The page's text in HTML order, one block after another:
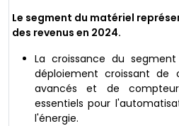
Le segment du matériel
des revenus en 2024.
La croissance du
déploiement croissant de
avancés et de
essentiels pour
l'énergie.